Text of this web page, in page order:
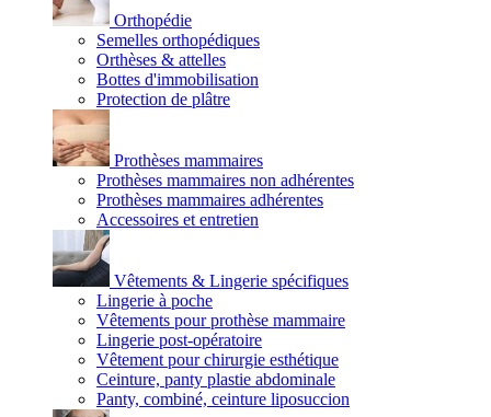
Orthopédie
Semelles orthopédiques
Orthèses & attelles
Bottes d'immobilisation
Protection de plâtre
Prothèses mammaires
Prothèses mammaires non adhérentes
Prothèses mammaires adhérentes
Accessoires et entretien
Vêtements & Lingerie spécifiques
Lingerie à poche
Vêtements pour prothèse mammaire
Lingerie post-opératoire
Vêtement pour chirurgie esthétique
Ceinture, panty plastie abdominale
Panty, combiné, ceinture liposuccion